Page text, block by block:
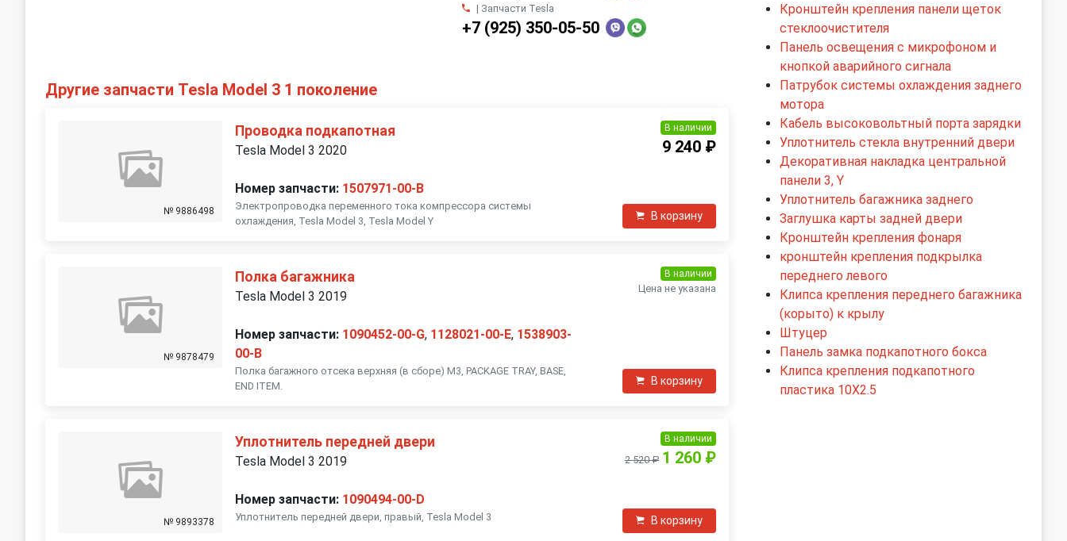
| Запчасти Tesla
+7 (925) 350-05-50
Другие запчасти Tesla Model 3 1 поколение
№ 9886498
Проводка подкапотная
Tesla Model 3 2020
Номер запчасти: 1507971-00-B
Электропроводка переменного тока компрессора системы
охлаждения, Tesla Model 3, Tesla Model Y
В наличии
9 240 ₽
В корзину
№ 9878479
Полка багажника
Tesla Model 3 2019
Номер запчасти: 1090452-00-G, 1128021-00-E, 1538903-
00-B
Полка багажного отсека верхняя (в сборе) M3, PACKAGE TRAY, BASE,
END ITEM.
В наличии
Цена не указана
В корзину
№ 9893378
Уплотнитель передней двери
Tesla Model 3 2019
Номер запчасти: 1090494-00-D
Уплотнитель передней двери, правый, Tesla Model 3
В наличии
2 520 ₽ 1 260 ₽
В корзину
Кронштейн крепления панели щеток
стеклоочистителя
Панель освещения с микрофоном и
кнопкой аварийного сигнала
Патрубок системы охлаждения заднего
мотора
Кабель высоковольтный порта зарядки
Уплотнитель стекла внутренний двери
Декоративная накладка центральной
панели 3, Y
Уплотнитель багажника заднего
Заглушка карты задней двери
Кронштейн крепления фонаря
кронштейн крепления подкрылка
переднего левого
Клипса крепления переднего багажника
(корыто) к крылу
Штуцер
Панель замка подкапотного бокса
Клипса крепления подкапотного
пластика 10X2.5